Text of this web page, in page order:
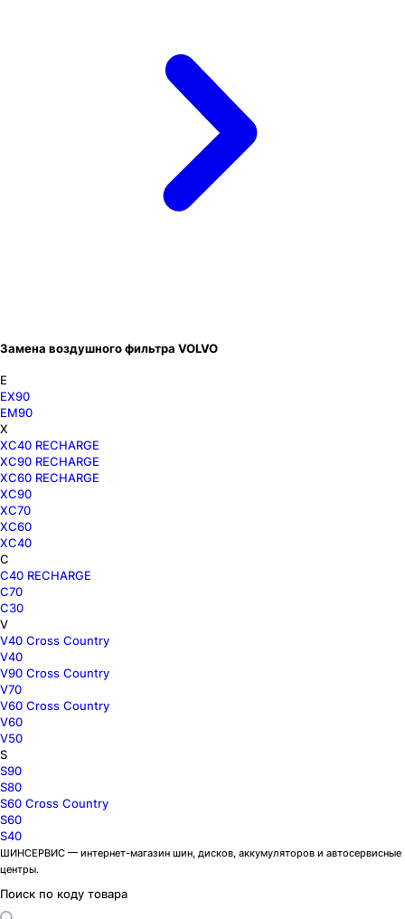
Замена воздушного фильтра VOLVO
E
EX90
EM90
X
XC40 RECHARGE
XC90 RECHARGE
XC60 RECHARGE
XC90
XC70
XC60
XC40
C
C40 RECHARGE
C70
C30
V
V40 Cross Country
V40
V90 Cross Country
V70
V60 Cross Country
V60
V50
S
S90
S80
S60 Cross Country
S60
S40
ШИНСЕРВИС — интернет-магазин шин, дисков, аккумуляторов и автосервисные
центры.
Поиск по коду товара